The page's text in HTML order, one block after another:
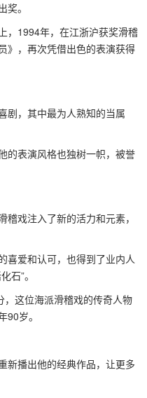
。
1994年，在江浙沪获奖滑稽
》，再次凭借出色的表演获得
，其中最为人熟知的当属
表演风格也独树一帜，被誉
戏注入了新的活力和元素，
爱和认可，也得到了业内人
石”。
这位海派滑稽戏的传奇人物
岁。
播出他的经典作品，让更多